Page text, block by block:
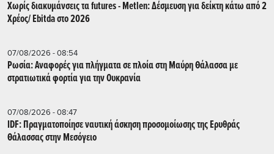
Χωρίς διακυμάνσεις τα futures - Metlen: Δέσμευση για δείκτη κάτω από 2
Χρέος/ Εbitda στο 2026
07/08/2026 - 08:54
Ρωσία: Αναφορές για πλήγματα σε πλοία στη Μαύρη Θάλασσα με
στρατιωτικά φορτία για την Ουκρανία
07/08/2026 - 08:47
IDF: Πραγματοποίησε ναυτική άσκηση προσομοίωσης της Ερυθράς
Θάλασσας στην Μεσόγειο